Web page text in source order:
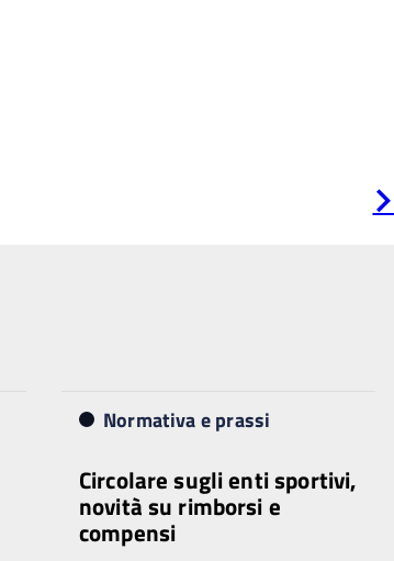
Normativa e prassi
Circolare sugli enti sportivi,
novità su rimborsi e
compensi